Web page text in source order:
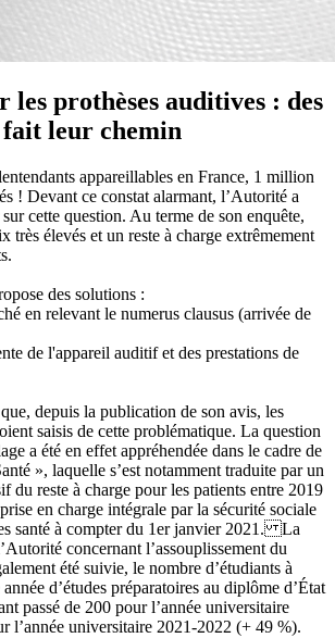
les prothèses auditives : des
fait leur chemin
appareillables en France, 1 million
! Devant ce constat alarmant, l’Autorité a
cette question. Au terme de son enquête,
très élevés et un reste à charge extrêmement
des solutions :
en relevant le numerus clausus (arrivée de
de l'appareil auditif et des prestations de
depuis la publication de son avis, les
saisis de cette problématique. La question
a été en effet appréhendée dans le cadre de
», laquelle s’est notamment traduite par un
du reste à charge pour les patients entre 2019
en charge intégrale par la sécurité sociale
santé à compter du 1er janvier 2021. La
concernant l’assouplissement du
été suivie, le nombre d’étudiants à
d’études préparatoires au diplôme d’État
passé de 200 pour l’année universitaire
l’année universitaire 2021-2022 (+ 49 %).